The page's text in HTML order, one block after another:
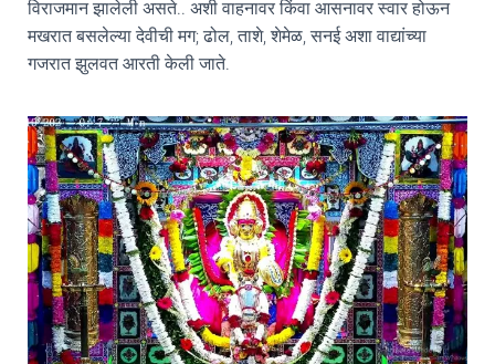
विराजमान झालेली असते.. अशी वाहनावर किंवा आसनावर स्वार होऊन
मखरात बसलेल्या देवीची मग; ढोल, ताशे, शेमेळ, सनई अशा वाद्यांच्या
गजरात झुलवत आरती केली जाते.